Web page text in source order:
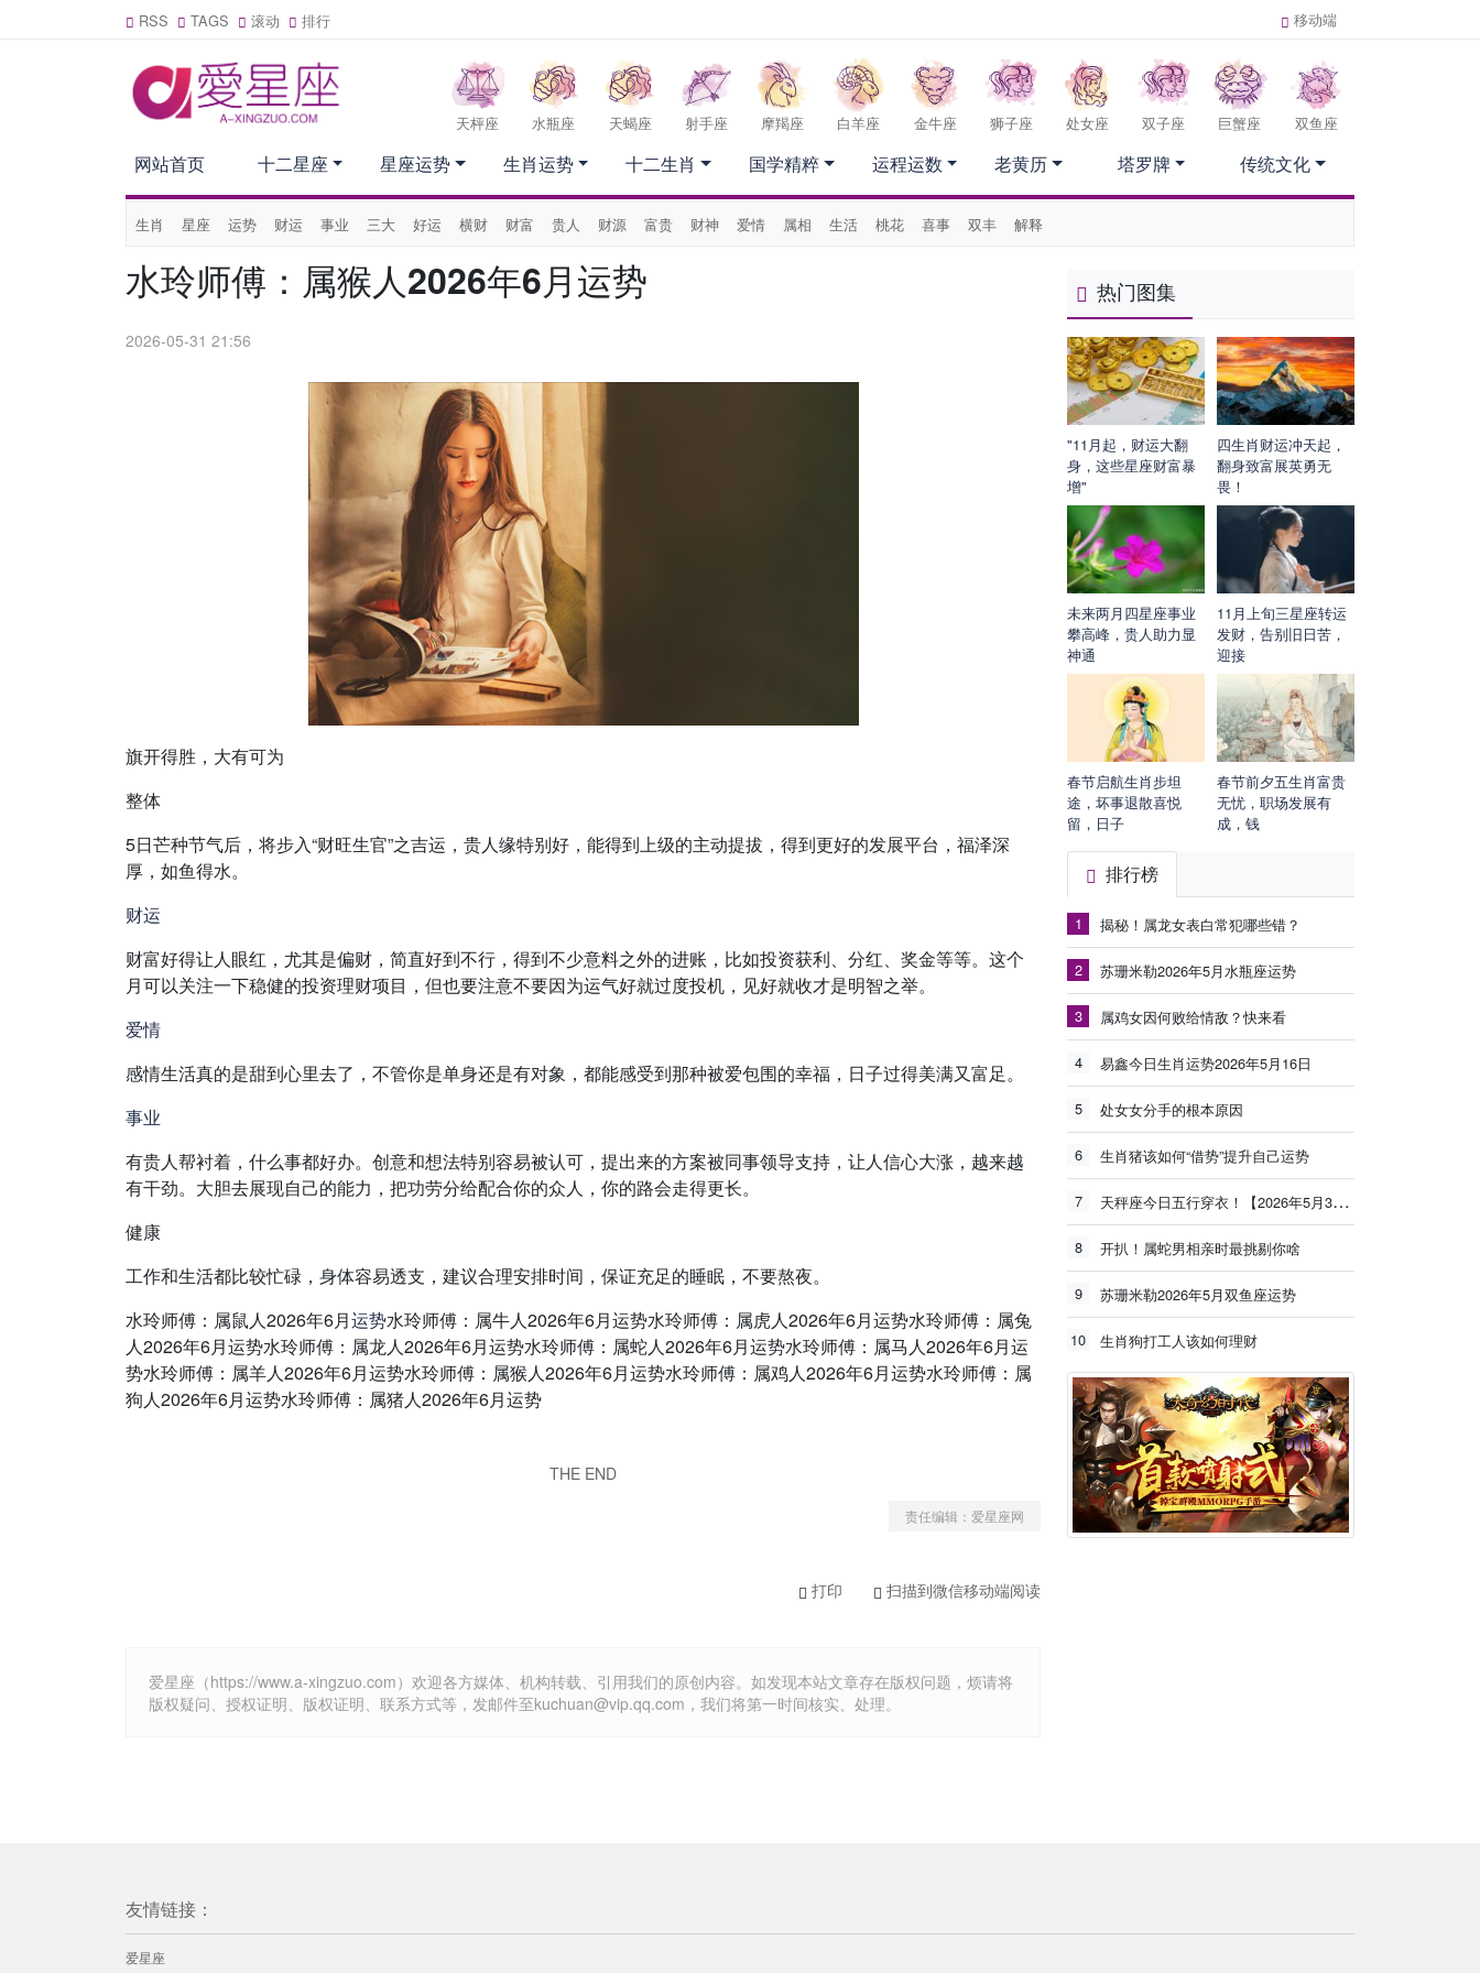
RSS TAGS 滚动 排行 移动端
天枰座 水瓶座 天蝎座 射手座 摩羯座 白羊座 金牛座 狮子座 处女座 双子座 巨蟹座 双鱼座
网站首页
生肖 星座 运势 财运 事业 三大 好运 横财 财富 贵人 财源 富贵 财神 爱情 属相 生活 桃花 喜事 双丰 解释
十二星座 星座运势 生肖运势 十二生肖 国学精粹 运程运数 老黄历 塔罗牌 传统文化
水玲师傅：属猴人2026年6月运势
2026-05-31 21:56
旗开得胜，大有可为
整体
5日芒种节气后，将步入“财旺生官”之吉运，贵人缘特别好，能得到上级的主动提拔，得到更好的发展平台，福泽深
厚，如鱼得水。
财运
财富好得让人眼红，尤其是偏财，简直好到不行，得到不少意料之外的进账，比如投资获利、分红、奖金等等。这个
月可以关注一下稳健的投资理财项目，但也要注意不要因为运气好就过度投机，见好就收才是明智之举。
爱情
感情生活真的是甜到心里去了，不管你是单身还是有对象，都能感受到那种被爱包围的幸福，日子过得美满又富足。
事业
有贵人帮衬着，什么事都好办。创意和想法特别容易被认可，提出来的方案被同事领导支持，让人信心大涨，越来越
有干劲。大胆去展现自己的能力，把功劳分给配合你的众人，你的路会走得更长。
健康
工作和生活都比较忙碌，身体容易透支，建议合理安排时间，保证充足的睡眠，不要熬夜。
水玲师傅：属鼠人2026年6月运势水玲师傅：属牛人2026年6月运势水玲师傅：属虎人2026年6月运势水玲师傅：属兔
人2026年6月运势水玲师傅：属龙人2026年6月运势水玲师傅：属蛇人2026年6月运势水玲师傅：属马人2026年6月运
势水玲师傅：属羊人2026年6月运势水玲师傅：属猴人2026年6月运势水玲师傅：属鸡人2026年6月运势水玲师傅：属
狗人2026年6月运势水玲师傅：属猪人2026年6月运势
THE END
责任编辑：爱星座网
打印 扫描到微信移动端阅读
爱星座（https://www.a-xingzuo.com）欢迎各方媒体、机构转载、引用我们的原创内容。如发现本站文章存在版权问题，烦请将
版权疑问、授权证明、版权证明、联系方式等，发邮件至kuchuan@vip.qq.com，我们将第一时间核实、处理。
热门图集
"11月起，财运大翻
身，这些星座财富暴
增"
四生肖财运冲天起，
翻身致富展英勇无
畏！
未来两月四星座事业
攀高峰，贵人助力显
神通
11月上旬三星座转运
发财，告别旧日苦，
迎接
春节启航生肖步坦
途，坏事退散喜悦
留，日子
春节前夕五生肖富贵
无忧，职场发展有
成，钱
排行榜
1 揭秘！属龙女表白常犯哪些错？
2 苏珊米勒2026年5月水瓶座运势
3 属鸡女因何败给情敌？快来看
4 易鑫今日生肖运势2026年5月16日
5 处女女分手的根本原因
6 生肖猪该如何“借势”提升自己运势
7 天秤座今日五行穿衣！【2026年5月30日】
8 开扒！属蛇男相亲时最挑剔你啥
9 苏珊米勒2026年5月双鱼座运势
10 生肖狗打工人该如何理财
友情链接：
爱星座